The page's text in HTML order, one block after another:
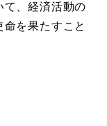
て、経済活動の
を果たすこと